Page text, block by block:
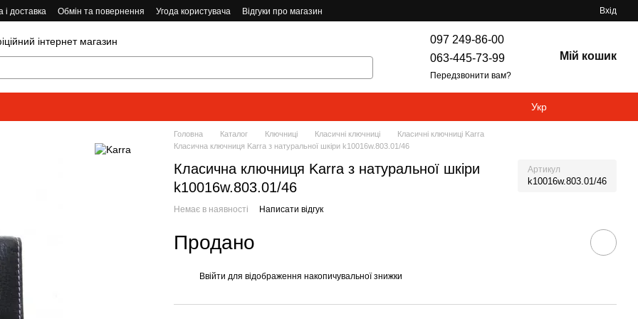
і доставка Обмін та повернення Угода користувача Відгуки про магазин Вхід
інтернет магазин
097 249-86-00
063-445-73-99
Передзвонити вам?
Мій кошик
Укр
Головна Каталог Ключниці Класичні ключниці
Класичні ключниці Karra
Класична ключниця Karra з натуральної шкіри k10016w.803.01/46
Класична ключниця Karra з натуральної шкіри
k10016w.803.01/46
Артикул
k10016w.803.01/46
Немає в наявності Написати відгук
Продано
Ввійти для відображення накопичувальної знижки